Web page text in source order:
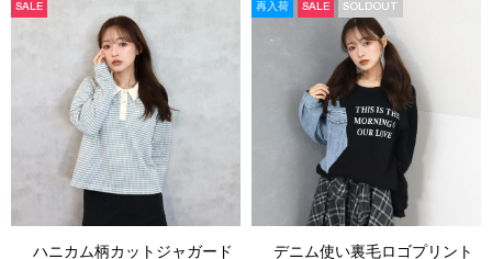
SALE
ハニカム柄カットジャガード
再入荷 SALE SOLDOUT
デニム使い裏毛ロゴプリント